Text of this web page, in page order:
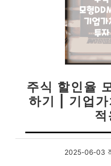
주식 할인율
하기 | 기업
적
2025-06-03